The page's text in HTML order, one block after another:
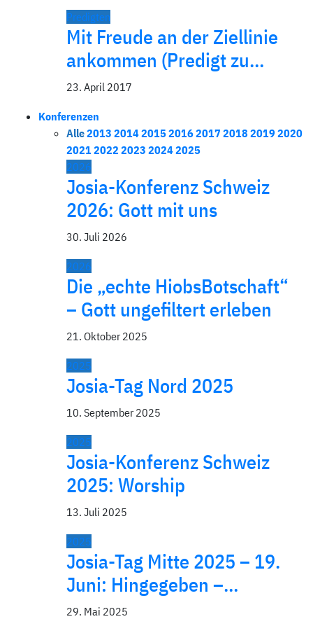
Predigten
Mit Freude an der Ziellinie
ankommen (Predigt zu…
23. April 2017
Konferenzen
Alle2013 2014201520162017 2018 2019 2020
20212022 2023 20242025
2026
Josia-Konferenz Schweiz
2026: Gott mit uns
30. Juli 2026
2026
Die „echte HiobsBotschaft“
– Gott ungefiltert erleben
21. Oktober 2025
2025
Josia-Tag Nord 2025
10. September 2025
2025
Josia-Konferenz Schweiz
2025: Worship
13. Juli 2025
2025
Josia-Tag Mitte 2025 – 19.
Juni: Hingegeben –…
29. Mai 2025